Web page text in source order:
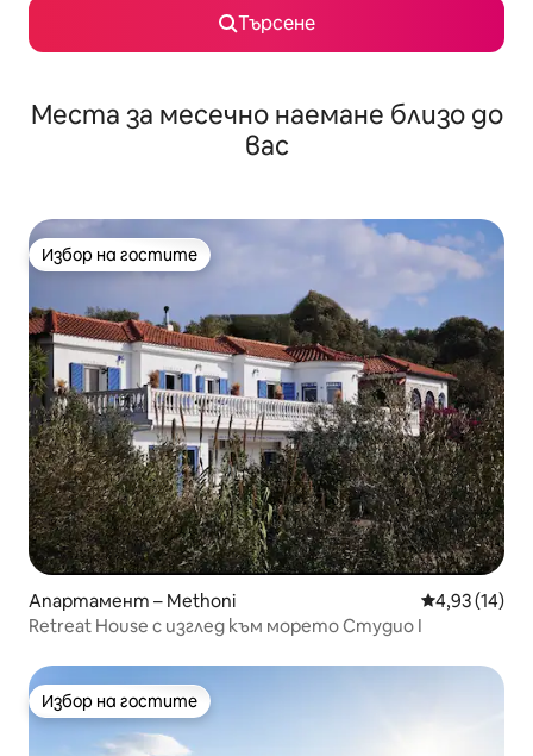
Търсене
Места за месечно наемане близо до
вас
Избор на гостите
Избор на гостите
Апартамент – Methoni Средна
4,93 (14)
Retreat House с изглед към морето Студио I
Избор на гостите
Избор на гостите